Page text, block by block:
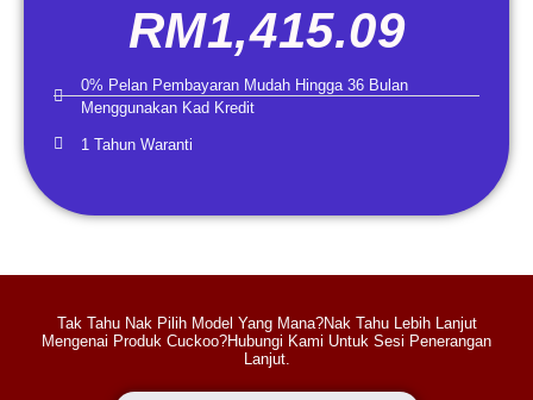
RM1,415.09
0% Pelan Pembayaran Mudah Hingga 36 Bulan
Menggunakan Kad Kredit
1 Tahun Waranti
Tak Tahu Nak Pilih Model Yang Mana?Nak Tahu Lebih Lanjut
Mengenai Produk Cuckoo?Hubungi Kami Untuk Sesi Penerangan
Lanjut.